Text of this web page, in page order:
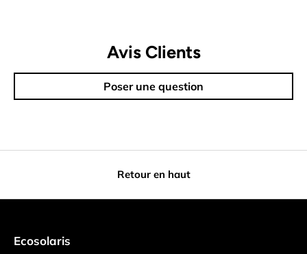
Avis Clients
Poser une question
Retour en haut
Ecosolaris